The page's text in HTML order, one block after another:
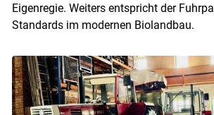
Eigenregie. Weiters entspricht der
Standards im modernen Biolandbau.